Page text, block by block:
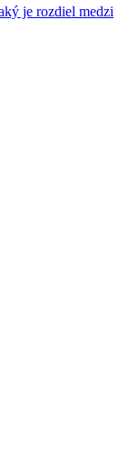
je rozdiel medzi